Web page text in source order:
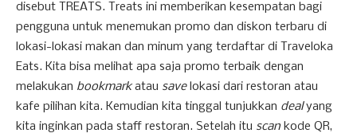
disebut TREATS. Treats ini memberikan kesempatan bagi
pengguna untuk menemukan promo dan diskon terbaru di
lokasi-lokasi makan dan minum yang terdaftar di Traveloka
Eats. Kita bisa melihat apa saja promo terbaik dengan
melakukan bookmarkatau save lokasi dari restoran atau
kafe pilihan kita. Kemudian kita tinggal tunjukkan dealyang
kita inginkan pada staff restoran. Setelah itu scan kode QR,